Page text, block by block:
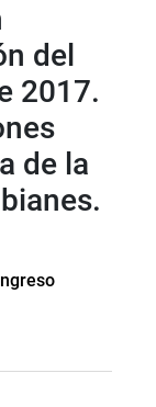
del
2017.
de la